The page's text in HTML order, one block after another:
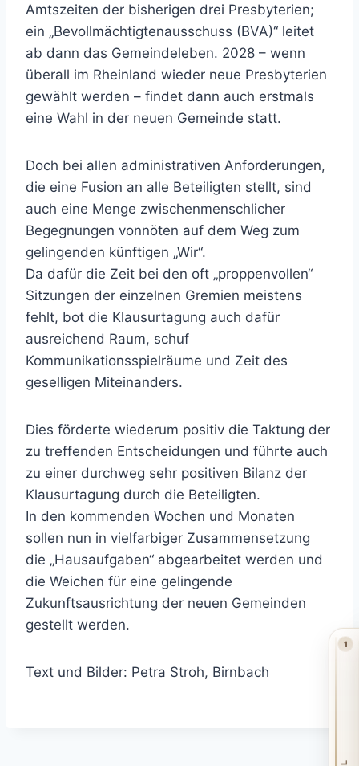
Amtszeiten der bisherigen drei Presbyterien;
ein „Bevollmächtigtenausschuss (BVA)“ leitet
ab dann das Gemeindeleben. 2028 – wenn
überall im Rheinland wieder neue Presbyterien
gewählt werden – findet dann auch erstmals
eine Wahl in der neuen Gemeinde statt.
Doch bei allen administrativen Anforderungen,
die eine Fusion an alle Beteiligten stellt, sind
auch eine Menge zwischenmenschlicher
Begegnungen vonnöten auf dem Weg zum
gelingenden künftigen „Wir“.
Da dafür die Zeit bei den oft „proppenvollen“
Sitzungen der einzelnen Gremien meistens
fehlt, bot die Klausurtagung auch dafür
ausreichend Raum, schuf
Kommunikationsspielräume und Zeit des
geselligen Miteinanders.
Dies förderte wiederum positiv die Taktung der
zu treffenden Entscheidungen und führte auch
zu einer durchweg sehr positiven Bilanz der
Klausurtagung durch die Beteiligten.
In den kommenden Wochen und Monaten
sollen nun in vielfarbiger Zusammensetzung
die „Hausaufgaben“ abgearbeitet werden und
die Weichen für eine gelingende
Zukunftsausrichtung der neuen Gemeinden
gestellt werden.
Text und Bilder: Petra Stroh, Birnbach
1